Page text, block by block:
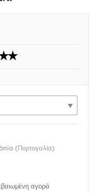
(Πορτογαλία)
αγορά